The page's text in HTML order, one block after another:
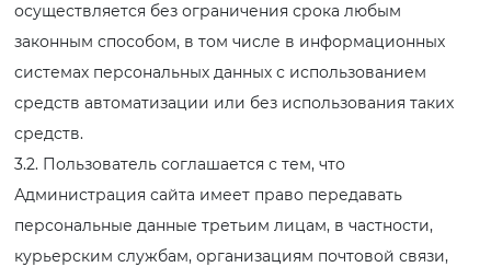
осуществляется без ограничения срока любым
законным способом, в том числе в информационных
системах персональных данных с использованием
средств автоматизации или без использования таких
средств.
3.2. Пользователь соглашается с тем, что
Администрация сайта имеет право передавать
персональные данные третьим лицам, в частности,
курьерским службам, организациям почтовой связи,